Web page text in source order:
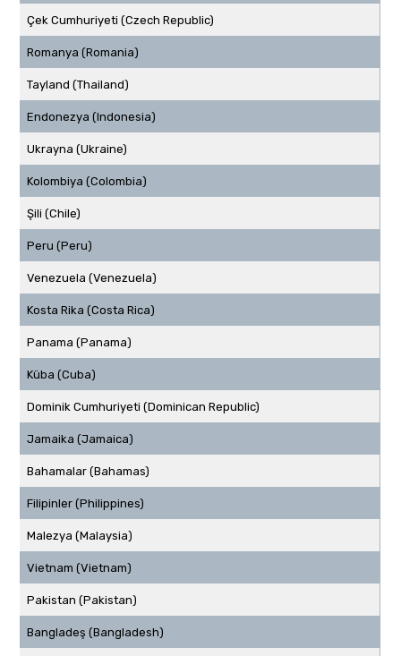
Çek Cumhuriyeti (Czech Republic)
Romanya (Romania)
Tayland (Thailand)
Endonezya (Indonesia)
Ukrayna (Ukraine)
Kolombiya (Colombia)
Şili (Chile)
Peru (Peru)
Venezuela (Venezuela)
Kosta Rika (Costa Rica)
Panama (Panama)
Küba (Cuba)
Dominik Cumhuriyeti (Dominican Republic)
Jamaika (Jamaica)
Bahamalar (Bahamas)
Filipinler (Philippines)
Malezya (Malaysia)
Vietnam (Vietnam)
Pakistan (Pakistan)
Bangladeş (Bangladesh)